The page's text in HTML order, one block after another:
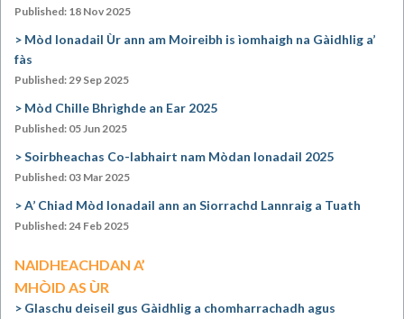
Published: 18 Nov 2025
Mòd Ionadail Ùr ann am Moireibh is ìomhaigh na Gàidhlig a’
fàs
Published: 29 Sep 2025
Mòd Chille Bhrìghde an Ear 2025
Published: 05 Jun 2025
Soirbheachas Co-labhairt nam Mòdan Ionadail 2025
Published: 03 Mar 2025
A’ Chiad Mòd Ionadail ann an Siorrachd Lannraig a Tuath
Published: 24 Feb 2025
NAIDHEACHDAN A’
MHÒID AS ÙR
Glaschu deiseil gus Gàidhlig a chomharrachadh agus